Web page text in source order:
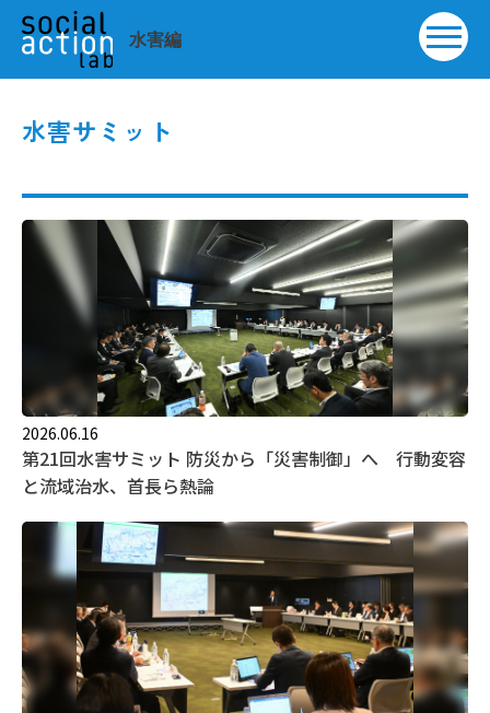
水害サミット
2026.06.16
第21回水害サミット 防災から「災害制御」へ 行動変容
と流域治水、首長ら熱論